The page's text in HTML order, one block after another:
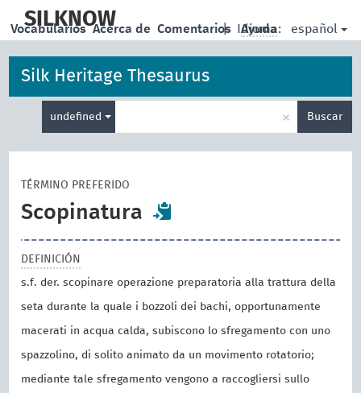
main
SILKNOW | Idioma: español
Vocabularios Acerca de Comentarios Ayuda
Silk Heritage Thesaurus
undefined × Buscar
TÉRMINO PREFERIDO
Scopinatura
DEFINICIÓN
s.f. der. scopinare operazione preparatoria alla trattura della
seta durante la quale i bozzoli dei bachi, opportunamente
macerati in acqua calda, subiscono lo sfregamento con uno
spazzolino, di solito animato da un movimento rotatorio;
mediante tale sfregamento vengono a raccogliersi sullo